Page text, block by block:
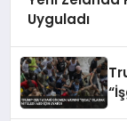
Uyguladı